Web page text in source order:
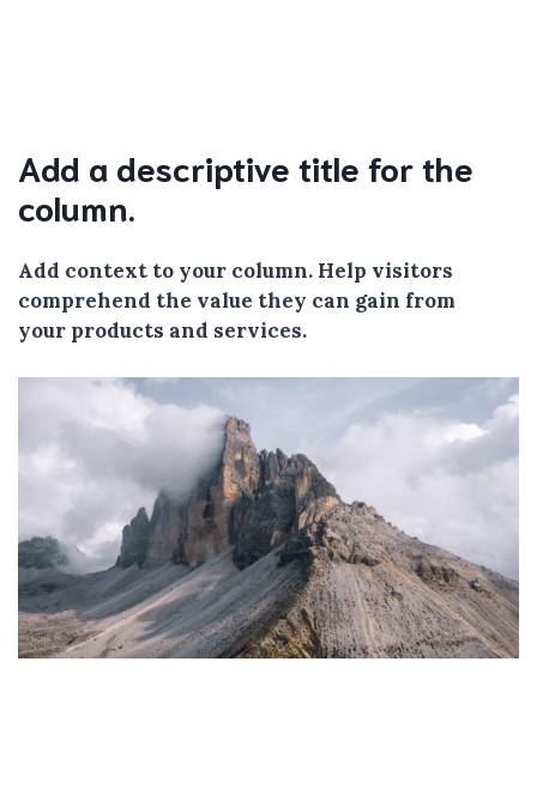
Add a descriptive title for the
column.
Add context to your column. Help visitors
comprehend the value they can gain from
your products and services.